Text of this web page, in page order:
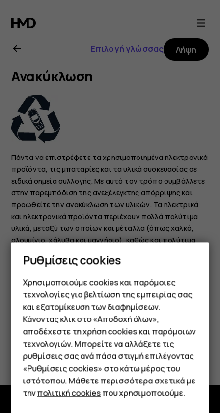
Οδηγίες
χρήσης
Nokia
6.2
Smartphone
Τηλέφωνα απλής χρήσης
Tablet
Επιλογή γλώσσας Λήψη
Ανακύκλωση
Πάντα να επιστρέφετε τα χρησιμοποιημένα ηλεκτρονικά
προϊόντα, τις μπαταρίες και τα υλικά συσκευασίας σε
ειδικά σημεία συλλογής. Με αυτό τον τρόπο συμβάλλετε
στην παρεμπόδιση της ανεξέλεγκτης απόρριψης και
προωθείτε την ανακύκλωση των υλικών. Τα ηλεκτρικά
και ηλεκτρονικά προϊόντα περιέχουν πολλά πολύτιμα
υλικά, μεταξύ των οποίων και μέταλλα (όπως χαλκό,
αλουμίνιο, χάλυβα και μαγνήσιο), καθώς και πολύτιμα
υλικά της συσκευής μπορούν να ανακτηθούν είτε ως
Το βρήκατε χρήσιμο;
Ναι Όχι
Ρυθμίσεις cookies
Χρησιμοποιούμε cookies και παρόμοιες
τεχνολογίες για βελτίωση της εμπειρίας σας
και εξατομίκευση των διαφημίσεων.
Κάνοντας κλικ στο «Αποδοχή όλων»,
αποδέχεστε τη χρήση cookies και παρόμοιων
τεχνολογιών. Μπορείτε να αλλάξετε τις
ρυθμίσεις σας ανά πάσα στιγμή επιλέγοντας
«Ρυθμίσεις cookies» στο κάτω μέρος του
ιστότοπου. Μάθετε περισσότερα σχετικά με
τηνπολιτική cookiesπου χρησιμοποιούμε.